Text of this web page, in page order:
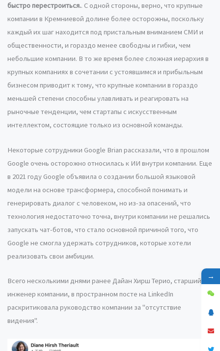
быстро перестроиться.. С одной стороны, верно, что крупные
компании в Кремниевой долине более осторожны, поскольку
каждый их шаг находится под пристальным вниманием СМИ и
общественности, и гораздо менее свободны и гибки, чем
небольшие компании. В то же время более сложная иерархия в
крупных компаниях в сочетании с устоявшимся и прибыльным
бизнесом приводит к тому, что крупные компании в гораздо
меньшей степени способны улавливать и реагировать на
рыночные тенденции, чем стартапы с искусственным
интеллектом, состоящие только из основной команды.
Некоторые сотрудники Google Brian рассказали, что в прошлом
Google очень осторожно относилась к ИИ внутри компании. Еще
в 2021 году Google объявила о создании большой языковой
модели на основе трансформера, способной понимать и
генерировать диалог с человеком, но из-за опасений, что
технология недостаточно точна, внутри компании не решались
запускать чат-ботов, что стало основной причиной того, что
Google не смогла удержать сотрудников, которые хотели
реализовать свои амбиции.
Всего несколькими днями ранее Дайан Хирш Терио, старший
инженер компании, в пространном посте на LinkedIn
раскритиковала руководство компании за "отсутствие
видения".
→